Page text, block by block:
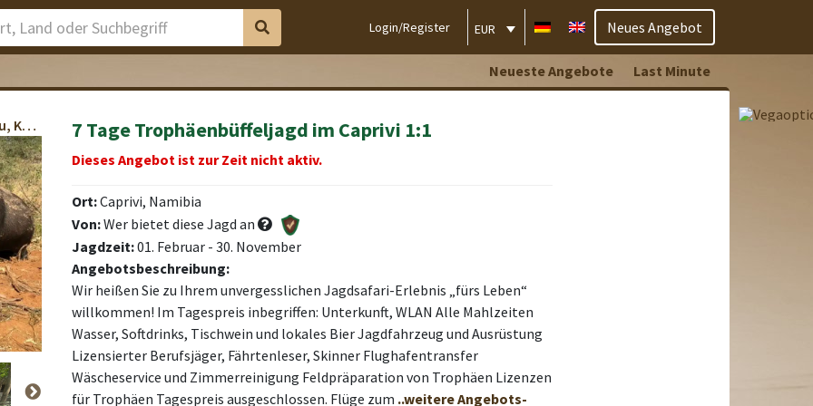
Login/Register EUR Neues Angebot
Neueste Angebote Last Minute
Kaffernbüffel, Giraffe, Wasserbock, Streifengnu, Kudu, Warzenschwein, Impala, Zebra 7 Tage Trophäenbüffeljagd im Caprivi 1:1
Dieses Angebot ist zur Zeit nicht aktiv.
Ort:Caprivi, Namibia
Von:Wer bietet diese Jagd an
Jagdzeit:01. Februar - 30. November
Angebotsbeschreibung:
Wir heißen Sie zu Ihrem unvergesslichen Jagdsafari-Erlebnis „fürs Leben“
willkommen! Im Tagespreis inbegriffen: Unterkunft, WLAN Alle Mahlzeiten
Wasser, Softdrinks, Tischwein und lokales Bier Jagdfahrzeug und Ausrüstung
Lizensierter Berufsjäger, Fährtenleser, Skinner Flughafentransfer
Wäscheservice und Zimmerreinigung Feldpräparation von Trophäen Lizenzen
für Trophäen Tagespreis ausgeschlossen. Flüge zum ..weitere Angebots-